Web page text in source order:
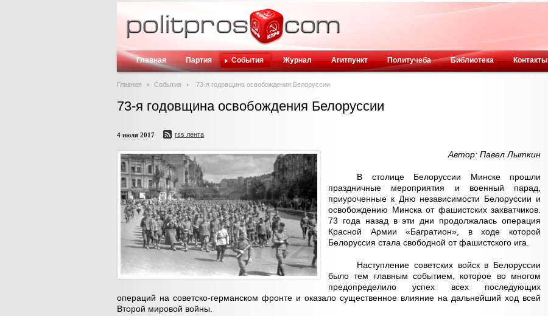
Главная Партия События Журнал Агитпункт Политучеба Библиотека Контакты
Главная События 73-я годовщина освобождения Белоруссии
73-я годовщина освобождения Белоруссии
4 июля 2017 rss лента
Автор: Павел Лыткин
В столице Белоруссии Минске прошли
праздничные мероприятия и военный парад,
приуроченные к Дню независимости Белоруссии и
освобождению Минска от фашистских захватчиков.
73 года назад в эти дни продолжалась операция
Красной Армии «Багратион», в ходе которой
Белоруссия стала свободной от фашистского ига.
Наступление советских войск в Белоруссии
было тем главным событием, которое во многом
предопределило успех всех последующих
операций на советско-германском фронте и оказало существенное влияние на дальнейший ход всей
Второй мировой войны.